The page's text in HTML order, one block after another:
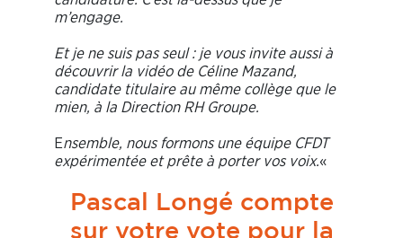
m’engage.
Et je ne suis pas seul : je vous invite aussi à
découvrir la vidéo de Céline Mazand,
candidate titulaire au même collège que le
mien, à la Direction RH Groupe.
Ensemble, nous formons une équipe CFDT
expérimentée et prête à porter vos voix.«
Pascal Longé compte
sur votre vote pour la